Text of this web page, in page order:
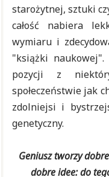
starożytnej, sztuki
całość nabiera
wymiaru i
"książki
pozycji z
społeczeństwie jak
zdolniejsi i
genetyczny.
Geniusz tworzy
dobre idee: do